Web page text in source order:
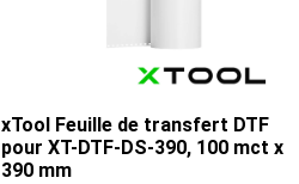
xTool Feuille de transfert DTF
pour XT-DTF-DS-390, 100 mct x
390 mm